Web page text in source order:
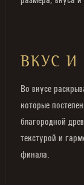
ВКУС И
Во вкусе
которые
благородной
текстурой и
финала.